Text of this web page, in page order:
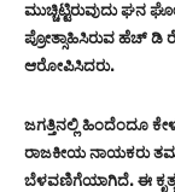
ಮುಚ್ಚಿಟ್ಟಿರುವುದು ಘನ
ಪ್ರೋತ್ಸಾಹಿಸಿರುವ ಹೆಚ್ ಡಿ
ಆರೋಪಿಸಿದರು.
ಜಗತ್ತಿನಲ್ಲಿ ಹಿಂದೆಂದೂ
ರಾಜಕೀಯ ನಾಯಕರು ತಮ್ಮ
ಬೆಳವಣಿಗೆಯಾಗಿದೆ. ಈ